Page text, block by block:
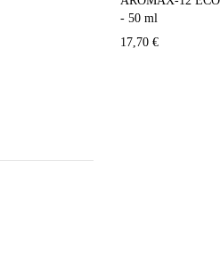
- 50 ml
17,70 €